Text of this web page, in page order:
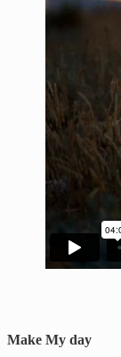
Make My day